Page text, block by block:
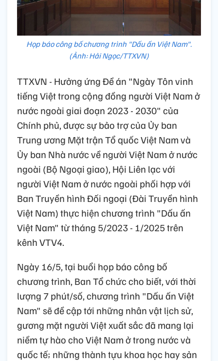
Họp báo công bố chương trình "Dấu ấn Việt Nam".
(Ảnh: Hải Ngọc/TTXVN)
TTXVN - Hưởng ứng Đề án "Ngày Tôn vinh
tiếng Việt trong cộng đồng người Việt Nam ở
nước ngoài giai đoạn 2023 - 2030" của
Chính phủ, được sự bảo trợ của Ủy ban
Trung ương Mặt trận Tổ quốc Việt Nam và
Ủy ban Nhà nước về người Việt Nam ở nước
ngoài (Bộ Ngoại giao), Hội Liên lạc với
người Việt Nam ở nước ngoài phối hợp với
Ban Truyền hình Đối ngoại (Đài Truyền hình
Việt Nam) thực hiện chương trình "Dấu ấn
Việt Nam" từ tháng 5/2023 - 1/2025 trên
kênh VTV4.
Ngày 16/5, tại buổi họp báo công bố
chương trình, Ban Tổ chức cho biết, với thời
lượng 7 phút/số, chương trình "Dấu ấn Việt
Nam" sẽ đề cập tới những nhân vật lịch sử,
gương mặt người Việt xuất sắc đã mang lại
niềm tự hào cho Việt Nam ở trong nước và
quốc tế; những thành tựu khoa học hay sản